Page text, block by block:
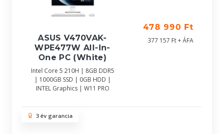
ASUS V470VAK-
WPE477W All-In-
One PC (White)
Intel Core 5 210H | 8GB DDR5
| 1000GB SSD | 0GB HDD |
INTEL Graphics | W11 PRO
478 990 Ft
377 157 Ft + ÁFA
3 év garancia